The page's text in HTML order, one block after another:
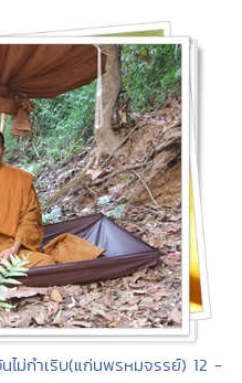
ไม่กำเริบ(แก่นพรหมจรรย์) 12 -